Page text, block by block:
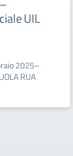
UIL
2025–
RUA